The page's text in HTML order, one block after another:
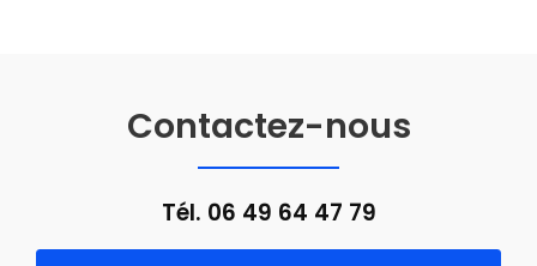
Contactez-nous
Tél. 06 49 64 47 79